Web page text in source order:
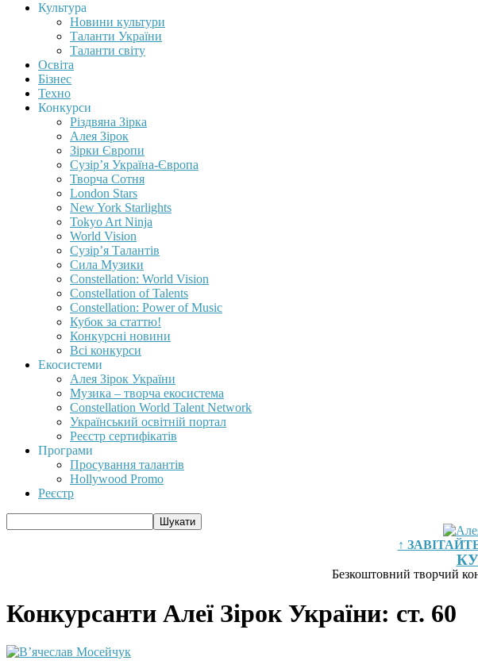
Культура
Новини культури
Таланти України
Таланти світу
Освіта
Бізнес
Техно
Конкурси
Різдвяна Зірка
Алея Зірок
Зірки Європи
Сузір’я Україна-Європа
Творча Сотня
London Stars
New York Starlights
Tokyo Art Ninja
World Vision
Сузір’я Талантів
Сила Музики
Constellation: World Vision
Constellation of Talents
Constellation: Power of Music
Кубок за статтю!
Конкурсні новини
Всі конкурси
Екосистеми
Алея Зірок України
Музика – творча екосистема
Constellation World Talent Network
Український освітній портал
Реєстр сертифікатів
Програми
Просування талантів
Hollywood Promo
Реєстр
↑
Безкоштовний творчий
Конкурсанти Алеї Зірок України: ст. 60